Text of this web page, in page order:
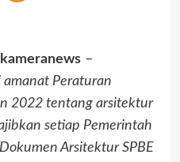
–
amanat Peraturan
2022 tentang arsitektur
setiap Pemerintah
Arsitektur SPBE